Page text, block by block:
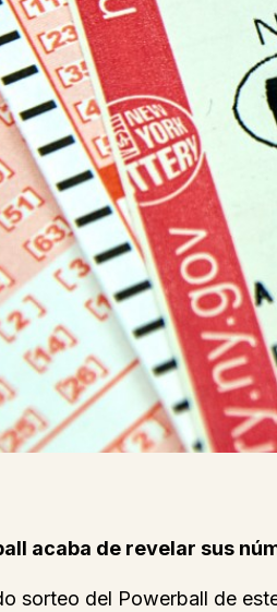
acaba de revelar sus
sorteo del Powerball de